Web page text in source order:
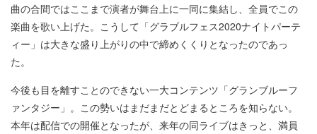
曲の合間ではここまで演者が舞台上に一同に集結し、全員でこの
楽曲を歌い上げた。こうして「グラブルフェス2020ナイトパーテ
ィー」は大きな盛り上がりの中で締めくくりとなったのであっ
た。
今後も目を離すことのできない一大コンテンツ「グランブルーフ
ァンタジー」。この勢いはまだまだとどまるところを知らない。
本年は配信での開催となったが、来年の同ライブはきっと、満員